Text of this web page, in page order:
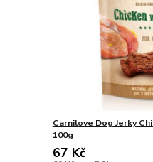
Carnilove Dog Jerky
100g
67 Kč